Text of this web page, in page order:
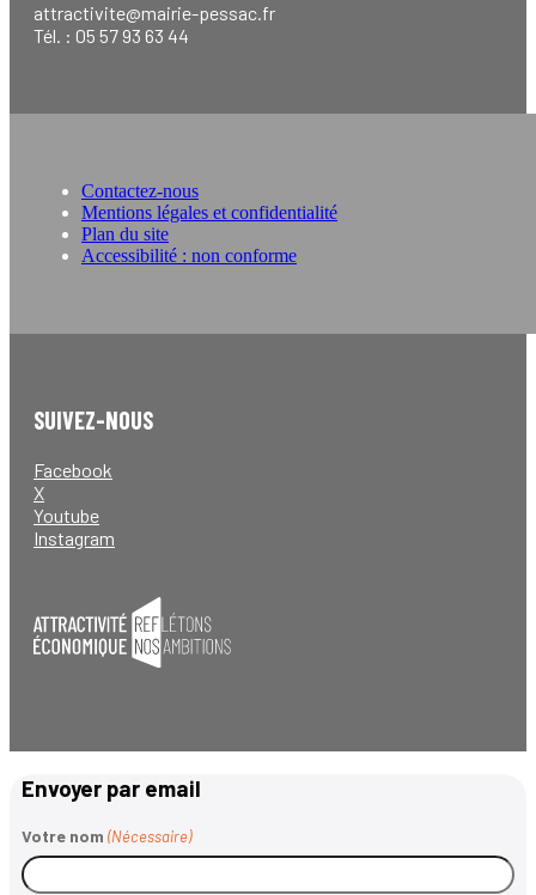
attractivite@mairie-pessac.fr
Tél. : 05 57 93 63 44
Contactez-nous
Mentions légales et confidentialité
Plan du site
Accessibilité : non conforme
SUIVEZ-NOUS
Facebook
X
Youtube
Instagram
Envoyer par email
Votre nom (Nécessaire)